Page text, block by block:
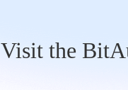
Visit the